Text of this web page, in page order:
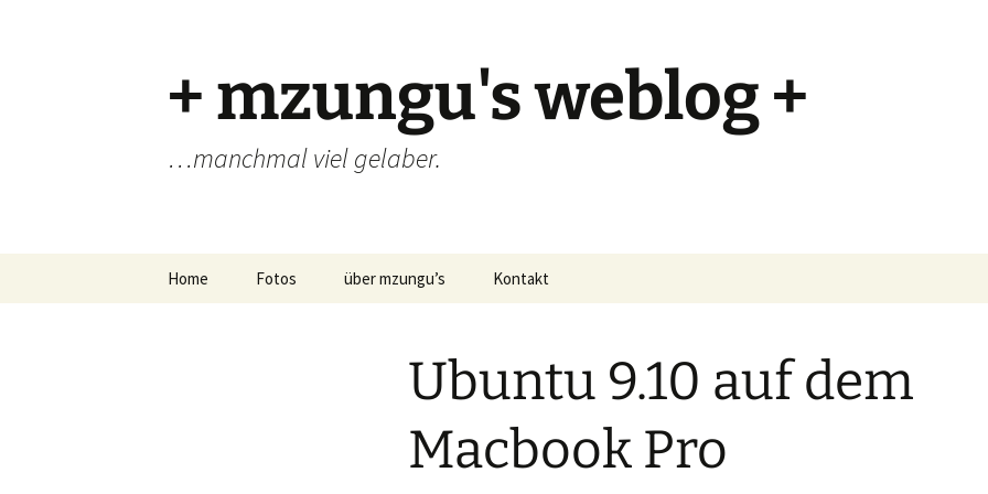
+ mzungu's weblog +
…manchmal viel gelaber.
Home Fotos über mzungu’s Kontakt
Ubuntu 9.10 auf dem
Macbook Pro